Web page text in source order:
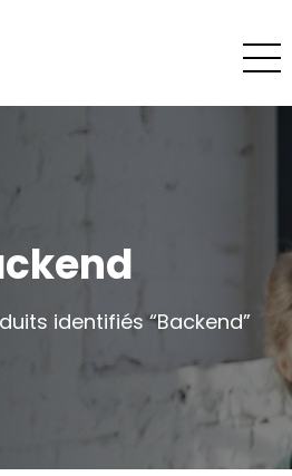
identifiés “Backend”